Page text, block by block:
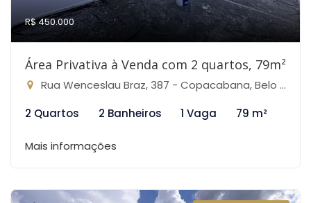
R$ 450.000
Área Privativa à Venda com 2 quartos, 79m²
Rua Wenceslau Braz, 387 - Copacabana, Belo Horizonte-MG
2 Quartos
2 Banheiros 1 Vaga 79 m²
Mais informações